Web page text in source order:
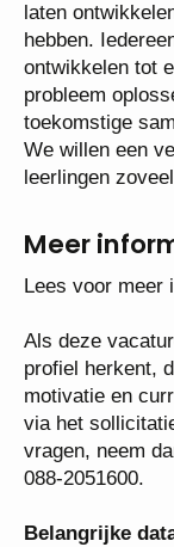
laten
hebben.
ontwikkelen tot
probleem
toekomstige
We willen een
leerlingen
Meer
Lees voor meer
Als deze
profiel herkent,
motivatie en
via het
vragen, neem
088-2051600.
Belangrijke